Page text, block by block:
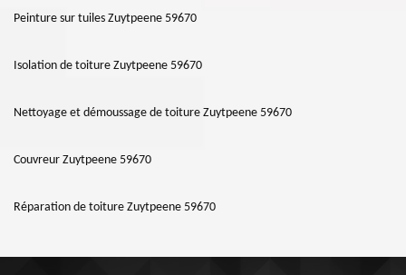
Peinture sur tuiles Zuytpeene 59670
Isolation de toiture Zuytpeene 59670
Nettoyage et démoussage de toiture Zuytpeene 59670
Couvreur Zuytpeene 59670
Réparation de toiture Zuytpeene 59670